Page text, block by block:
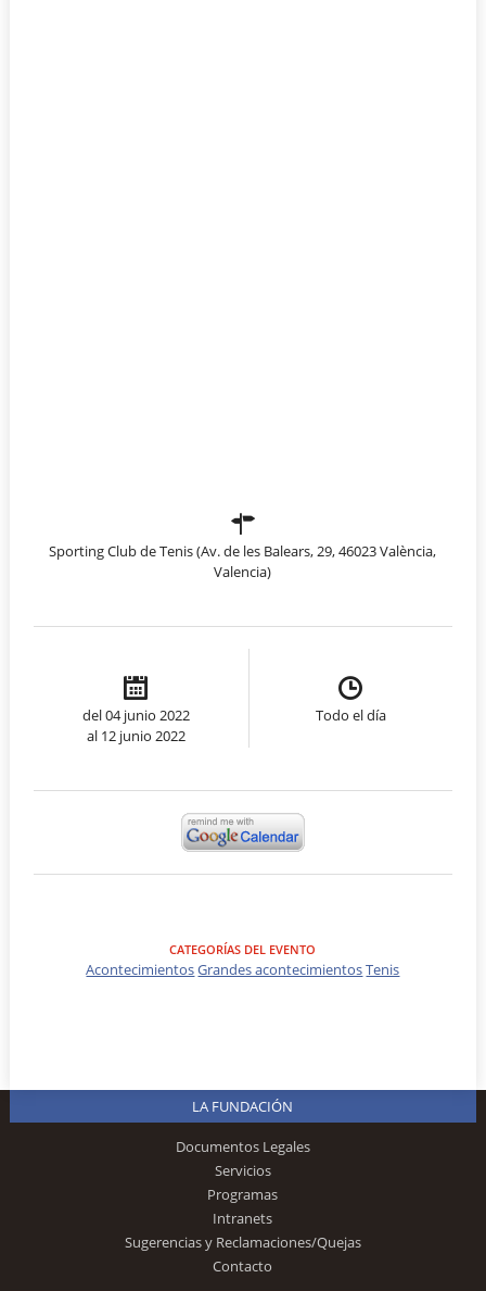
Sporting Club de Tenis (Av. de les Balears, 29, 46023 València,
Valencia)
del 04 junio 2022
al 12 junio 2022
Todo el día
CATEGORÍAS DEL EVENTO
AcontecimientosGrandes acontecimientosTenis
LA FUNDACIÓN
Documentos Legales
Servicios
Programas
Intranets
Sugerencias y Reclamaciones/Quejas
Contacto